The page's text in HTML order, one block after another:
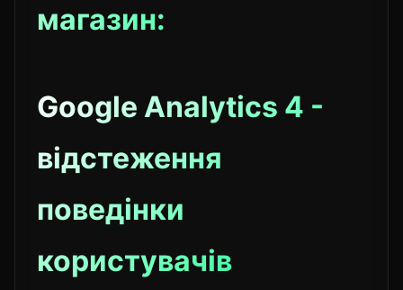
магазин:
Google Analytics 4 -
відстеження
поведінки
користувачів